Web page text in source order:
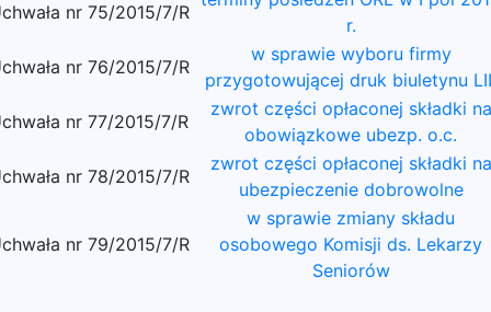
nr 75/2015/7/R
r.
nr 76/2015/7/R
w sprawie wyboru firmy
przygotowującej druk biuletynu
nr 77/2015/7/R
zwrot części opłaconej składki na
obowiązkowe ubezp. o.c.
nr 78/2015/7/R
zwrot części opłaconej składki na
ubezpieczenie dobrowolne
nr 79/2015/7/R
w sprawie zmiany składu
osobowego Komisji ds. Lekarzy
Seniorów